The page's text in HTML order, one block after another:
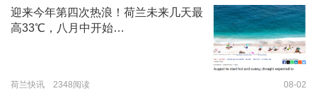
迎来今年第四次热浪！荷兰未来几天最
高33℃，八月中开始…
荷兰快讯 2348阅读 08-02